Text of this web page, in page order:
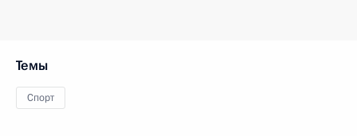
Темы
Спорт